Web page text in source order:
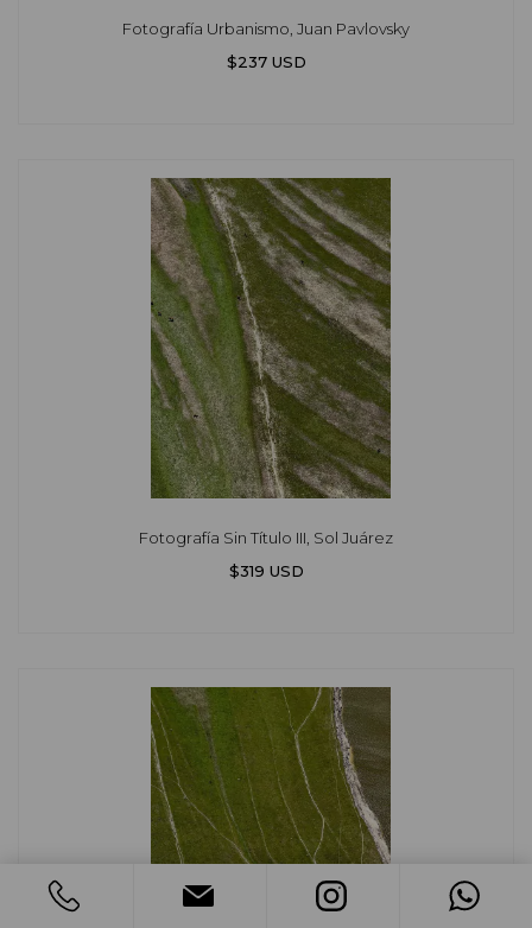
Fotografía Urbanismo, Juan Pavlovsky
$237 USD
Fotografía Sin Título III, Sol Juárez
$319 USD